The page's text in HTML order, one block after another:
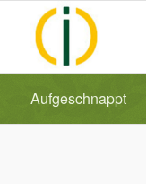
Aufgeschnappt